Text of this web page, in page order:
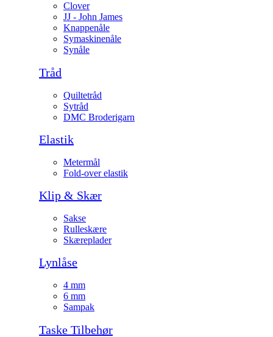
Clover
JJ - John James
Knappenåle
Symaskinenåle
Synåle
Tråd
Quiltetråd
Sytråd
DMC Broderigarn
Elastik
Metermål
Fold-over elastik
Klip & Skær
Sakse
Rulleskære
Skæreplader
Lynlåse
4 mm
6 mm
Sampak
Taske Tilbehør